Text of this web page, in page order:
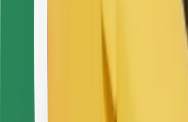
Qaydalar və Şərtlər
Kukilər
Təhlükəsizlik